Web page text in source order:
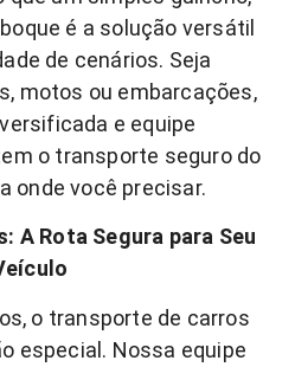
é a solução versátil
de cenários. Seja
motos ou embarcações,
e equipe
o transporte seguro do
onde você precisar.
A Rota Segura para Seu
o transporte de carros
especial. Nossa equipe